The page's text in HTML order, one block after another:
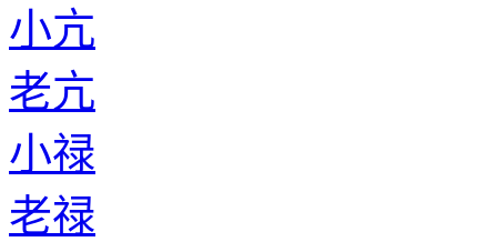
小亢
老亢
小禄
老禄